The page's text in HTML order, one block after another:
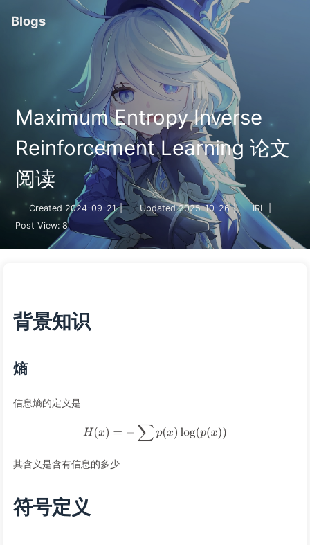
Blogs
Maximum Entropy Inverse
Reinforcement Learning 论文
阅读
Created 2024-09-21 | Updated 2025-10-26 | IRL
Post View: 8
背景知识
熵
信息熵的定义是
其含义是含有信息的多少
符号定义